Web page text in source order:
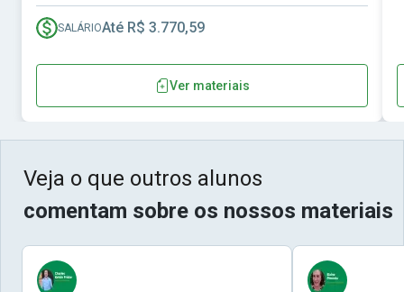
SALÁRIOAté R$ 3.770,59
Ver materiais
Veja o que outros alunos
comentam sobre os nossos materiais